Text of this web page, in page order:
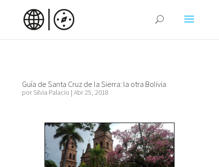
Guía de Santa Cruz de la Sierra: la otra Bolivia
porSilvia Palacio | Abr 25, 2018